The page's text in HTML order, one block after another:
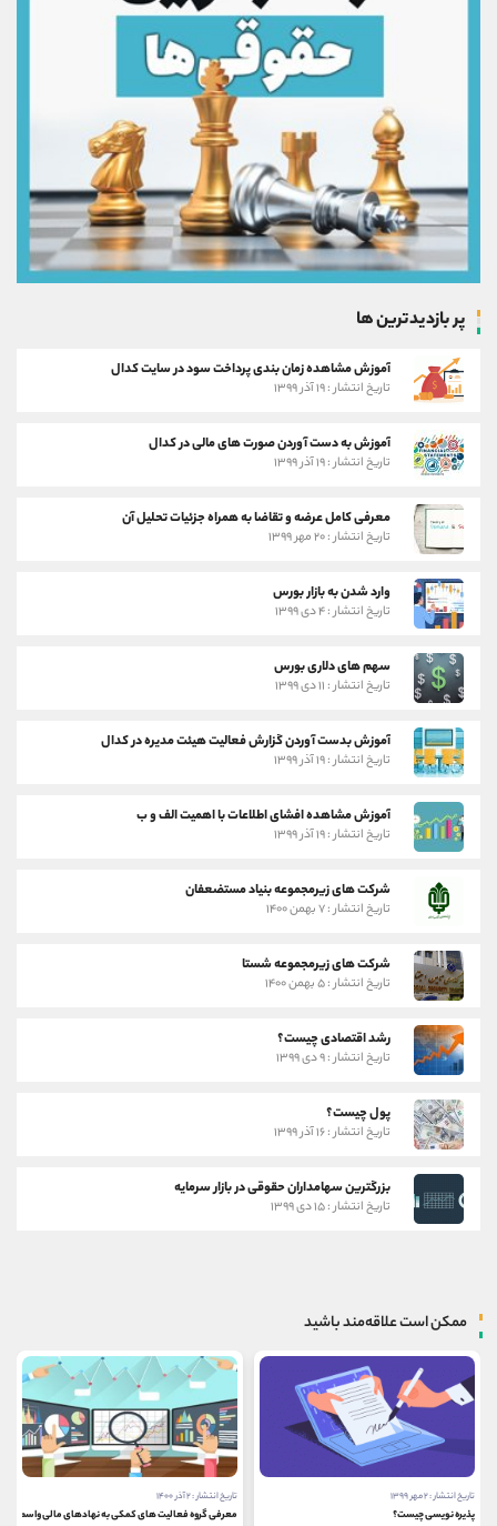
پر بازدیدترین ها
آموزش مشاهده زمان بندی پرداخت سود در سایت کدال
تاریخ انتشار : ۱۹ آذر ۱۳۹۹
آموزش به دست آوردن صورت های مالی در کدال
تاریخ انتشار : ۱۹ آذر ۱۳۹۹
معرفی کامل عرضه و تقاضا به همراه جزئیات تحلیل آن
تاریخ انتشار : ۲۰ مهر ۱۳۹۹
وارد شدن به بازار بورس
تاریخ انتشار : ۴ دی ۱۳۹۹
سهم های دلاری بورس
تاریخ انتشار : ۱۱ دی ۱۳۹۹
آموزش بدست آوردن گزارش فعالیت هیئت مدیره در کدال
تاریخ انتشار : ۱۹ آذر ۱۳۹۹
آموزش مشاهده افشای اطلاعات با اهمیت الف و ب
تاریخ انتشار : ۱۹ آذر ۱۳۹۹
شرکت های زیرمجموعه بنیاد مستضعفان
تاریخ انتشار : ۷ بهمن ۱۴۰۰
شرکت های زیرمجموعه شستا
تاریخ انتشار : ۵ بهمن ۱۴۰۰
رشد اقتصادی چیست؟
تاریخ انتشار : ۹ دی ۱۳۹۹
پول چیست؟
تاریخ انتشار : ۱۶ آذر ۱۳۹۹
بزرگترین سهامداران حقوقی در بازار سرمایه
تاریخ انتشار : ۱۵ دی ۱۳۹۹
ممکن است علاقه‌مند باشید
تاریخ انتشار : ۲ مهر ۱۳۹۹
پذیره نویسی چیست؟
تاریخ انتشار : ۲ آذر ۱۴۰۰
معرفی گروه فعالیت های کمکی به نهادهای مالی واسط